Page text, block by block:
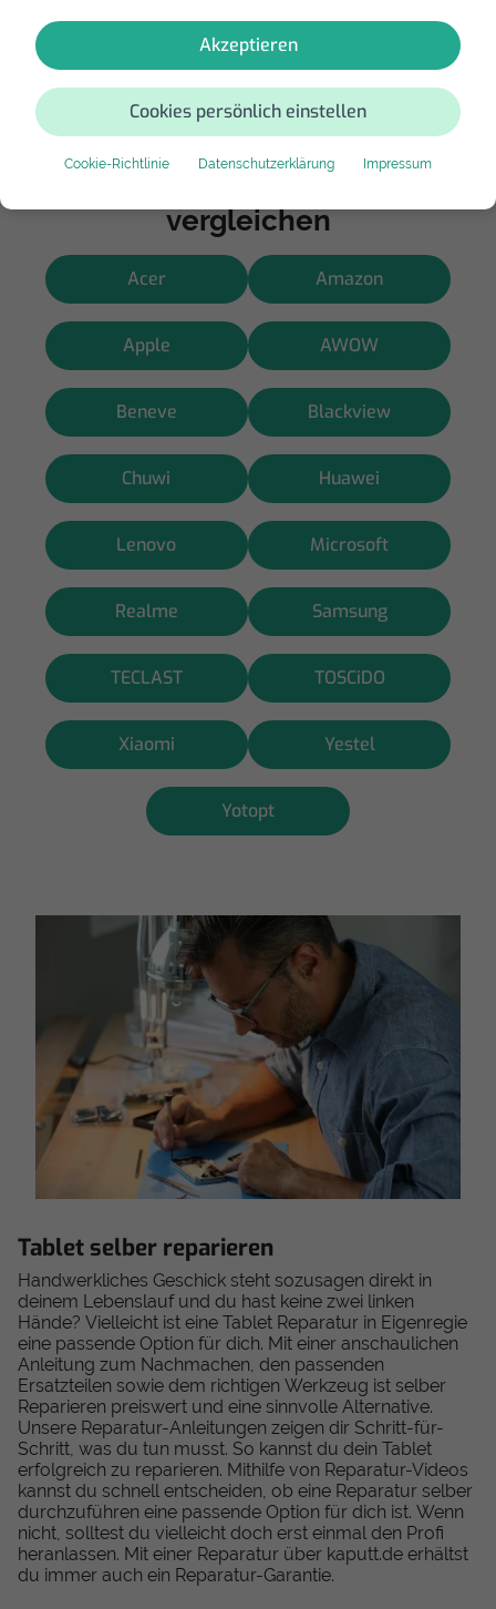
Akzeptieren
Cookies persönlich einstellen
Cookie-Richtlinie Datenschutzerklärung Impressum
Tabletreparatur in Innsbruck
Tabletreparatur in Salzburg
Tabletreparatur in Linz
vergleichen
Acer Amazon
Apple AWOW
Beneve Blackview
Chuwi Huawei
Lenovo Microsoft
Realme Samsung
TECLAST TOSCiDO
Xiaomi Yestel
Yotopt
Tablet selber reparieren
Handwerkliches Geschick steht sozusagen direkt in
deinem Lebenslauf und du hast keine zwei linken
Hände? Vielleicht ist eine Tablet Reparatur in Eigenregie
eine passende Option für dich. Mit einer anschaulichen
Anleitung zum Nachmachen, den passenden
Ersatzteilen sowie dem richtigen Werkzeug ist selber
Reparieren preiswert und eine sinnvolle Alternative.
Unsere Reparatur-Anleitungen zeigen dir Schritt-für-
Schritt, was du tun musst. So kannst du dein Tablet
erfolgreich zu reparieren. Mithilfe von Reparatur-Videos
kannst du schnell entscheiden, ob eine Reparatur selber
durchzuführen eine passende Option für dich ist. Wenn
nicht, solltest du vielleicht doch erst einmal den Profi
heranlassen. Mit einer Reparatur über kaputt.de erhältst
du immer auch ein Reparatur-Garantie.